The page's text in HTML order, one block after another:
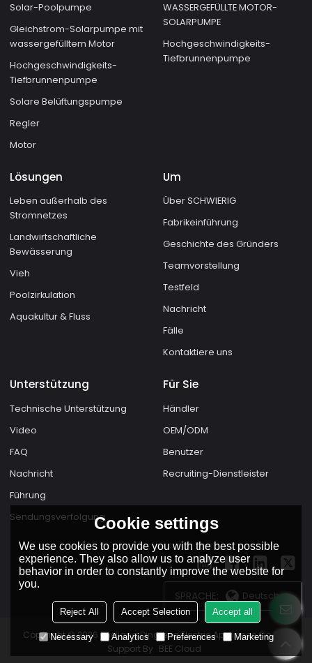
Solar-Poolpumpe
Gleichstrom-Solarpumpe mit
wassergefülltem Motor
Hochgeschwindigkeits-
Tiefbrunnenpumpe
Solare Belüftungspumpe
Regler
Motor
WASSERGEFÜLLTE MOTOR-
SOLARPUMPE
Hochgeschwindigkeits-
Tiefbrunnenpumpe
Lösungen
Leben außerhalb des
Stromnetzes
Landwirtschaftliche
Bewässerung
Vieh
Poolzirkulation
Aquakultur & Fluss
Um
Über SCHWIERIG
Fabrikeinführung
Geschichte des Gründers
Teamvorstellung
Testfeld
Nachricht
Fälle
Kontaktiere uns
Unterstützung
Technische Unterstützung
Video
FAQ
Nachricht
Führung
Sendungsverfolgung
Für Sie
Händler
OEM/ODM
Benutzer
Recruiting-Dienstleister
SPRACHE: Deutsch
Copyright © 2026 Zhejiang Dingfeng Electric Appliance Co.,Ltd.
Support By BEE Cloud
Cookie settings
We use cookies to provide you with the best possible
experience. They also allow us to analyze user
behavior in order to constantly improve the website for
you.
Reject All Accept Selection Accept all
Necessary Analytics Preferences Marketing